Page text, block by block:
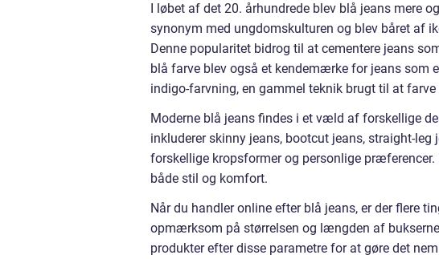
I løbet af det 20. århundrede blev blå jeans mere
synonym med ungdomskulturen og blev båret af
Denne popularitet bidrog til at cementere jeans
blå farve blev også et kendemærke for jeans som
indigo-farvning, en gammel teknik brugt til at
Moderne blå jeans findes i et væld af forskellige
inkluderer skinny jeans, bootcut jeans, straight-
forskellige kropsformer og personlige
både stil og komfort.
Når du handler online efter blå jeans, er der flere
opmærksom på størrelsen og længden af
produkter efter disse parametre for at gøre det